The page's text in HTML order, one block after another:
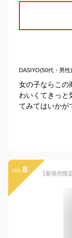
DASIYO(50代・男性)
女の子ならこの
わいくてきっと
てみてはいかが
no. 8